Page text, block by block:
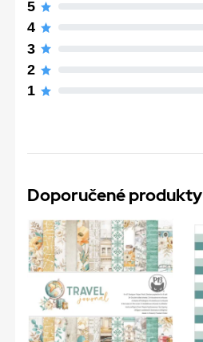
5
4
3
2
1
Doporučené produkty